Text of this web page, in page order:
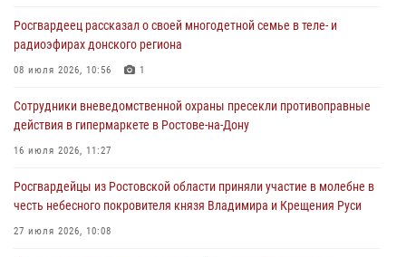
17 июля 2026, 07:24
Сотрудники вневедомственной охраны пресекли противоправные
16 июля 2026, 11:27
Конкурс профессионального мастерства взрывотехников прошел в
15 июля 2026, 06:39
Росгвардеец рассказал о своей многодетной семье в теле- и
радиоэфирах донского региона
08 июля 2026, 10:56 1
Сотрудники вневедомственной охраны пресекли противоправные
действия в гипермаркете в Ростове-на-Дону
16 июля 2026, 11:27
Росгвардейцы из Ростовской области приняли участие в молебне в
честь небесного покровителя князя Владимира и Крещения Руси
27 июля 2026, 10:08